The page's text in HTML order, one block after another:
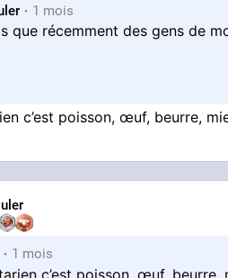
1 mois
que récemment des gens de
c’est poisson, œuf, beurre,
1 mois
c’est poisson, œuf,